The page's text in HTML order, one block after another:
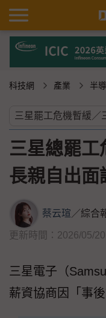
科技網 產業 半
三星總罷
長親自出面
蔡云瑄／綜合
更新時間：2026/05/
三星電子（
薪資協商因「事